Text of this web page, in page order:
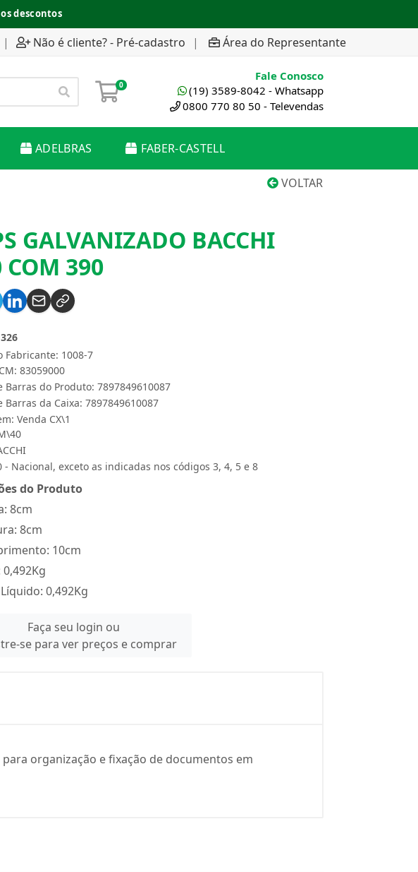
descontos
| Não é cliente? - Pré-cadastro | Área do Representante
0
Fale Conosco
(19) 3589-8042 - Whatsapp
0800 770 80 50 - Televendas
ADELBRAS FABER-CASTELL
VOLTAR
GALVANIZADO BACCHI
390
Fabricante: 1008-7
83059000
Barras do Produto: 7897849610087
Barras da Caixa: 7897849610087
Venda CX\1
- Nacional, exceto as indicadas nos códigos 3, 4, 5 e 8
do Produto
8cm
8cm
10cm
0,492Kg
0,492Kg
Faça seu login ou
se para ver preços e comprar
organização e fixação de documentos em